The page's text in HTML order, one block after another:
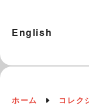
English
ホーム コレク